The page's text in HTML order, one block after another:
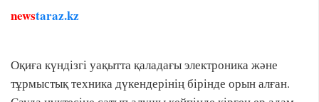
newstaraz.kz
Оқиға күндізгі уақытта қаладағы электроника және
тұрмыстық техника дүкендерінің бірінде орын алған.